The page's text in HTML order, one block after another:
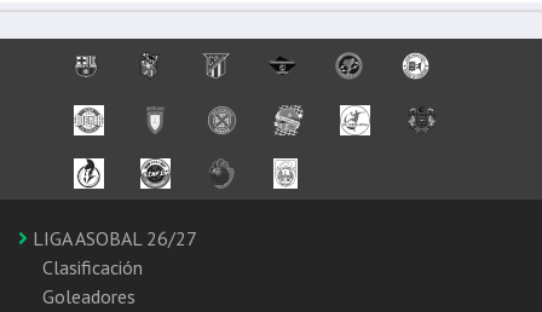
LIGA ASOBAL 26/27
Clasificación
Goleadores